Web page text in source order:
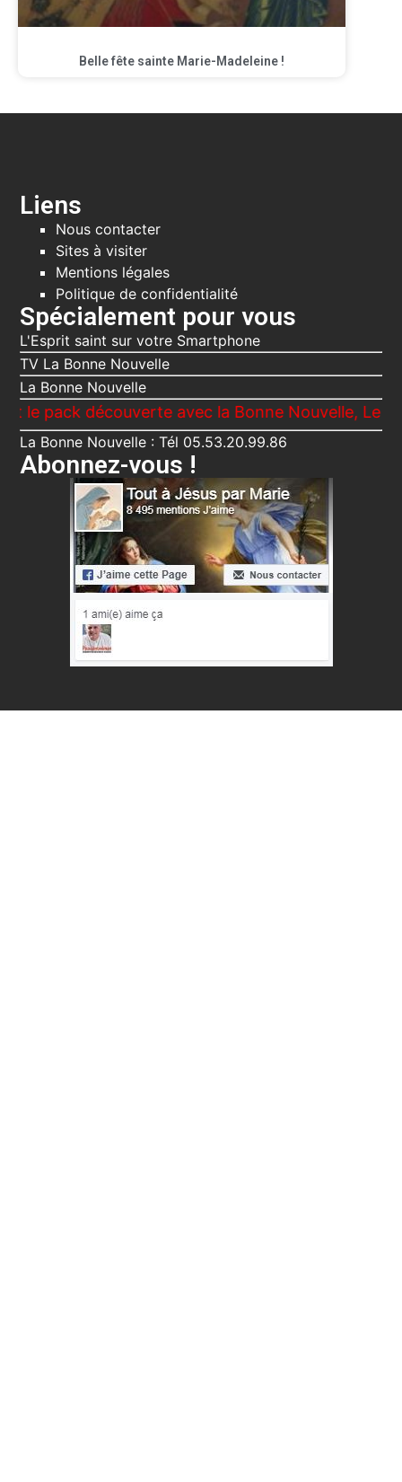
Belle fête sainte Marie-Madeleine !
Liens
Nous contacter
Sites à visiter
Mentions légales
Politique de confidentialité
Spécialement pour vous
L'Esprit saint sur votre Smartphone
TV La Bonne Nouvelle
La Bonne Nouvelle
découverte avec la Bonne Nouvelle, Le Voici ta
La Bonne Nouvelle : Tél 05.53.20.99.86
Abonnez-vous !